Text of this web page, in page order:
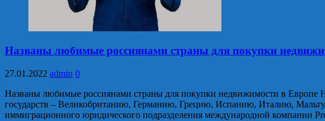
Названы любимые россиянами страны для покупки
27.01.2022 admin 0
Названы любимые россиянами страны для покупки недвижимости в Европе
государств – Великобританию, Германию, Грецию, Испанию, Италию,
иммиграционного юридического подразделения международной компании